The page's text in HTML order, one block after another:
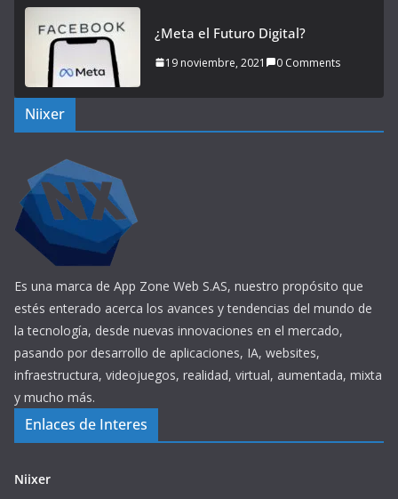
¿Meta el Futuro Digital?
19 noviembre, 2021 0 Comments
Niixer
Es una marca de App Zone Web S.AS, nuestro propósito que
estés enterado acerca los avances y tendencias del mundo de
la tecnología, desde nuevas innovaciones en el mercado,
pasando por desarrollo de aplicaciones, IA, websites,
infraestructura, videojuegos, realidad, virtual, aumentada, mixta
y mucho más.
Enlaces de Interes
Niixer